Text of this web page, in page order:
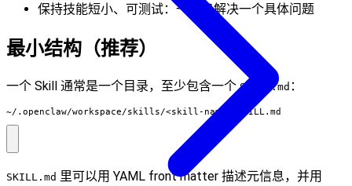
保持技能短小、可测试：一次只解决一个具体问题
最小结构（推荐）
一个 Skill 通常是一个目录，至少包含一个SKILL.md ：
~/.openclaw/workspace/skills/<skill-name>/SKILL.md
SKILL.md 里可以用 YAML front matter 描述元信息，并用